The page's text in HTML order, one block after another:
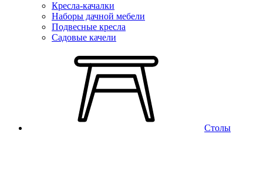
Кресла-качалки
Наборы дачной мебели
Подвесные кресла
Садовые качели
Столы